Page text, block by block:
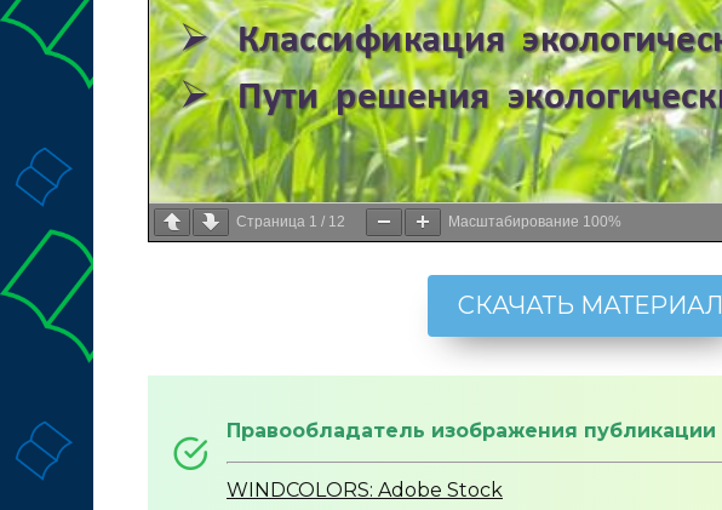
Страница 1 / 12 Масштабирование 100%
СКАЧАТЬ МАТЕРИАЛ
Правообладатель изображения публикации
WINDCOLORS: Adobe Stock